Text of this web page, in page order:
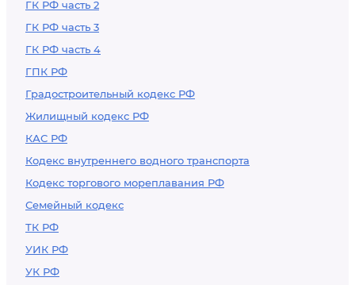
ГК РФ часть 2
ГК РФ часть 3
ГК РФ часть 4
ГПК РФ
Градостроительный кодекс РФ
Жилищный кодекс РФ
КАС РФ
Кодекс внутреннего водного транспорта
Кодекс торгового мореплавания РФ
Семейный кодекс
ТК РФ
УИК РФ
УК РФ